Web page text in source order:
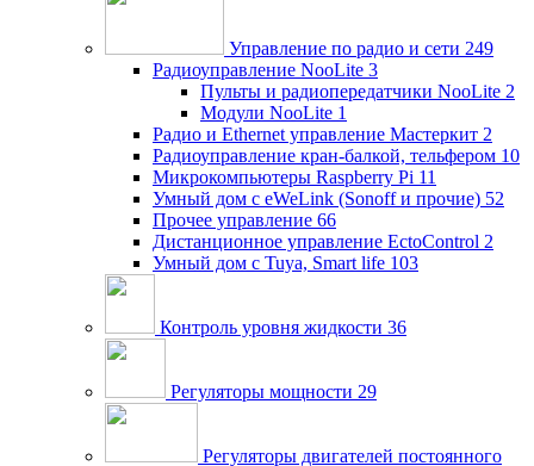
Управление по радио и сети 249
Радиоуправление NooLite 3
Пульты и радиопередатчики NooLite 2
Модули NooLite 1
Радио и Ethernet управление Мастеркит 2
Радиоуправление кран-балкой, тельфером 10
Микрокомпьютеры Raspberry Pi 11
Умный дом c eWeLink (Sonoff и прочие) 52
Прочее управление 66
Дистанционное управление EctoControl 2
Умный дом с Tuya, Smart life 103
Контроль уровня жидкости 36
Регуляторы мощности 29
Регуляторы двигателей постоянного